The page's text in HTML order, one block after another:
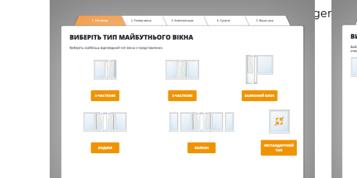
#Контекстна реклама#Розробка сайтів#Engagement